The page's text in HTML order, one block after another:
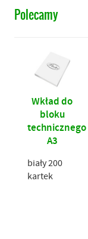
Polecamy
Wkład do
bloku
technicznego
A3
biały 200
kartek